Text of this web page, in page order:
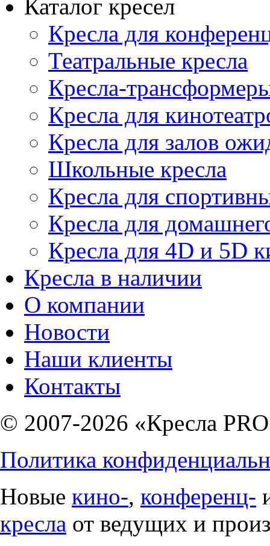
Каталог кресел
Кресла для
Театральные кресла
Кресла-
Кресла для
Кресла для залов
Школьные кресла
Кресла для
Кресла для
Кресла для 4D и 5D
Кресла в наличии
О компании
Новости
Наши клиенты
Контакты
© 2007-2026 «Кресла
Политика
Новые кино-, конференц-
кресла от ведущих и